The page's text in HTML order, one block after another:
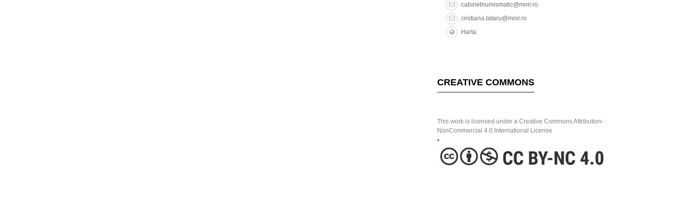
cabinetnumismatic@mnir.ro
cristiana.tataru@mnir.ro
Harta
CREATIVE COMMONS
This work is licensed under a Creative Commons Attribution-
NonCommercial 4.0 International License